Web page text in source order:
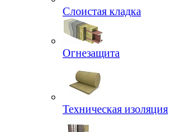
Слоистая кладка
Огнезащита
Техническая изоляция